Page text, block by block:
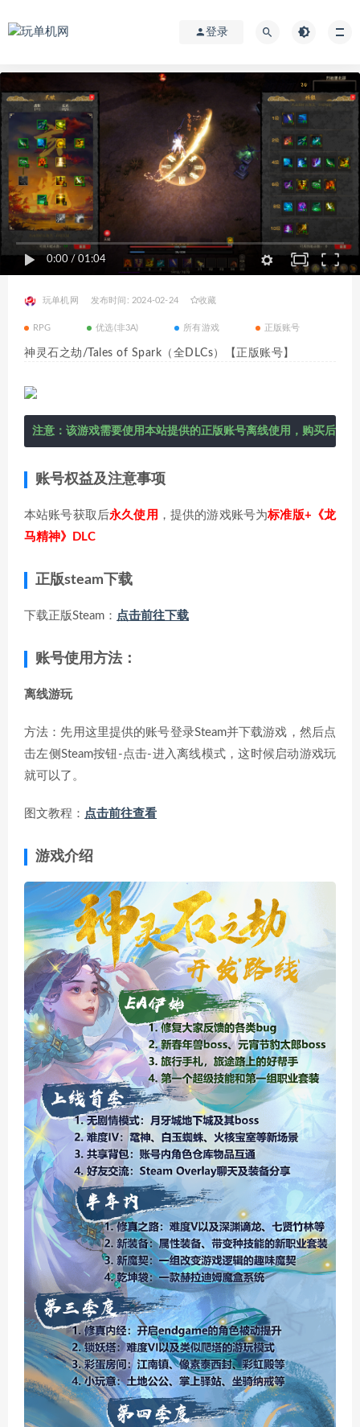
登录
0:00 / 01:04
玩单机网 发布时间: 2024-02-24 收藏
RPG 优选(非3A) 所有游戏 正版账号
神灵石之劫/Tales of Spark（全DLCs）【正版账号】
注意：该游戏需要使用本站提供的正版账号离线使用，购买后在
账号权益及注意事项
本站账号获取后永久使用 ，提供的游戏账号为标准版+《龙
马精神》DLC
正版steam下载
下载正版Steam： 点击前往下载
账号使用方法：
离线游玩
方法：先用这里提供的账号登录Steam并下载游戏，然后点
击左侧Steam按钮-点击-进入离线模式，这时候启动游戏玩
就可以了。
图文教程： 点击前往查看
游戏介绍